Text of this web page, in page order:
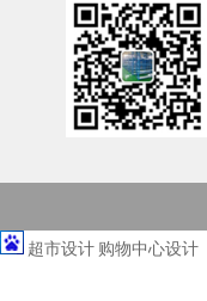
超市设计 购物中心设计